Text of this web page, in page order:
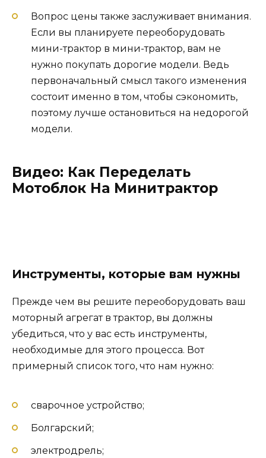
Вопрос цены также заслуживает внимания.
Если вы планируете переоборудовать
мини-трактор в мини-трактор, вам не
нужно покупать дорогие модели. Ведь
первоначальный смысл такого изменения
состоит именно в том, чтобы сэкономить,
поэтому лучше остановиться на недорогой
модели.
Видео: Как Переделать
Мотоблок На Минитрактор
Инструменты, которые вам нужны
Прежде чем вы решите переоборудовать ваш
моторный агрегат в трактор, вы должны
убедиться, что у вас есть инструменты,
необходимые для этого процесса. Вот
примерный список того, что нам нужно:
сварочное устройство;
Болгарский;
электродрель;